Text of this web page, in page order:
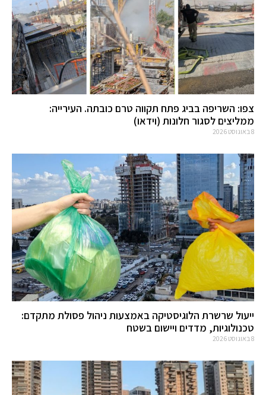
צפו: השריפה בביג פתח תקווה טרם כובתה. העירייה:
ממליצים לסגור חלונות (וידאו)
8 באוגוסט 2026
ייעול שרשרת הלוגיסטיקה באמצעות ניהול פסולת מתקדם:
טכנולוגיות, מדדים ויישום בשטח
8 באוגוסט 2026